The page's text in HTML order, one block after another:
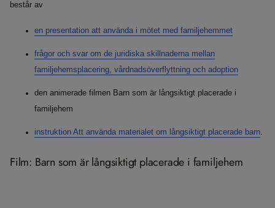
består av
en presentation att använda i mötet med familjehemmet
frågor och svar om de juridiska skillnaderna mellan
familjehemsplacering, vårdnadsöverflyttning och adoption
den animerade filmen Barn som är långsiktigt placerade i
familjehem
instruktion Att använda materialet om långsiktigt placerade barn.
Film: Barn som är långsiktigt placerade i familjehem